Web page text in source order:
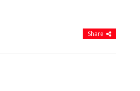
Share